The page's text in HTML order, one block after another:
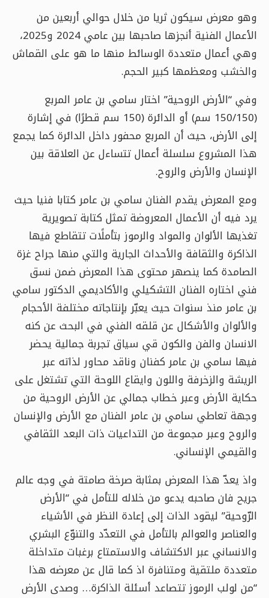
وهو معرض سيكون ثريا من خلال حوالي أربعين من
الأعمال الفنية أنجزها صاحبها بين عامي 2024 و2025،
وهي أعمال متعددة الوسائط منها ما هو على القماش
والخشب ومعظمها كبير الحجم.
وفي “الأرض الروحية” اختار سامي بن عامر المربع
(150/150 سم) أو الدائرة (150 سم قطرًا) في إشارة
إلى الأرض، حيث أن المربع محفور داخل الدائرة كما يجمع
هذا المشروع سلسلة أعمال تتساءل عن العلاقة بين
الإنسان والأرض والروح.
ومع المعرض يقدم الفنان سامي بن عامر كتابا فنيا حيث
يرد فيه أن الأعمال المعروضة تمثل كتابة تصويرية
تغذيها الألوان والمواد والرموز بتأملًات تتقاطع فيها
الذاكرة والثقافة والأحداث الجارية والتي منها جراح غزة
الصامدة كما ينصهر محتوى هذا المعرض ضمن نسق
فني اختاره الفنان التشكيلي والأكاديمي الدكتور سامي
بن عامر منذ سنوات حيث يعبّر بإنتاجاته مختلفة الأحجام
والألوان والأشكال عن قلقه الفني في البحث عن كنه
الانسان والفن والكون قي سياق تجربة جمالية يحضر
فيها سامي بن عامر كفنان وناقد محاور لذاته عبر
الريشة والزخرفة واللون وايقاع اللوحة التي تشتغل على
حكاية الأرض وعبر خطاب جمالي عن الأرض الروحية من
وجهة تعاطي سامي بن عامر الفنان مع الأرض والإنسان
والروح وعبر مجموعة من التداعيات ذات البعد الثقافي
والقيمي الإنساني.
واذ يعدّ هذا المعرض بمثابة صرخة صامتة في وجه عالم
جريح فان صاحبه يدعو من خلاله للتأمل في “الأرض
الرّوحية” ليقود الذات إلى إعادة النظر في الأشياء
والعناصر والعوالم بالتأمل في التعدّد والتنوّع البشري
والانساني عبر الاكتشاف والاستمتاع برغبات متداخلة
متعددة ملتقية ومتنافرة اذ كما قال عن معرضه هذا
“من لولب الرموز تتصاعد أسئلة الذاكرة… وصدى الأرض